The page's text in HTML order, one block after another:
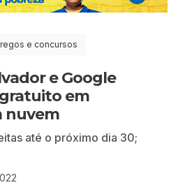
e concursos
e Google
em
nuvem
até o próximo dia 30;